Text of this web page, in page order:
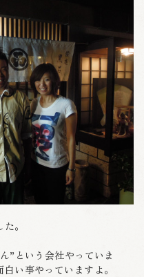
。
”という会社やっていま
事やっていますよ。